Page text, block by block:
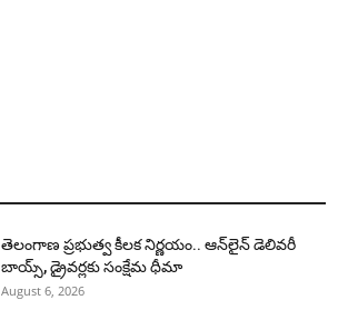
తెలంగాణ ప్రభుత్వ కీలక నిర్ణయం.. ఆన్‌లైన్ డెలివరీ
బాయ్స్, డ్రైవర్లకు సంక్షేమ ధీమా
August 6, 2026